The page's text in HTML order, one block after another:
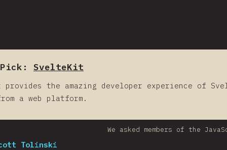
SvelteKit
the amazing developer experience of
a web platform.
We asked members of the
Tolinski